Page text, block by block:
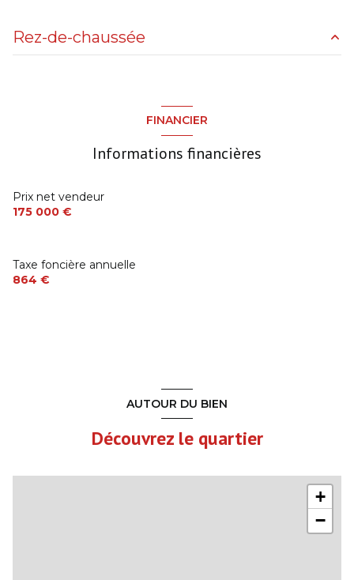
Rez-de-chaussée
chambre
garage
FINANCIER
Informations financières
Prix net vendeur
175 000 €
Taxe foncière annuelle
864 €
AUTOUR DU BIEN
Découvrez le quartier
+
−